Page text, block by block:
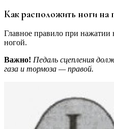
Как расположить ноги на
Главное правило при нажатии
ногой.
Важно! Педаль сцепления
газа и тормоза — правой.